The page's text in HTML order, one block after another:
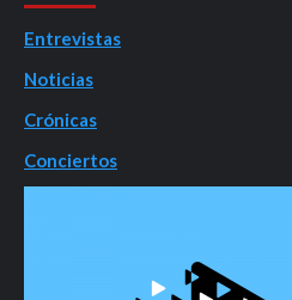
Entrevistas
Noticias
Crónicas
Conciertos